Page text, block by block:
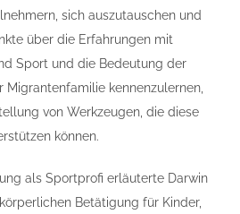
sich auszutauschen und
über die Erfahrungen mit
Sport und die Bedeutung der
Migrantenfamilie kennenzulernen,
von Werkzeugen, die diese
können.
als Sportprofi erläuterte Darwin
Betätigung für Kinder,